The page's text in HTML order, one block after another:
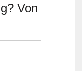
Von